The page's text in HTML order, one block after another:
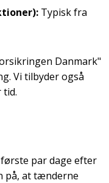
Typisk fra
Danmark"
Vi tilbyder også
tid.
par dage efter
på, at tænderne